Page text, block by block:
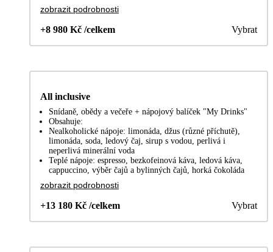
zobrazit podrobnosti
+8 980 Kč /celkem Vybrat
All inclusive
Snídaně, obědy a večeře + nápojový balíček "My Drinks"
Obsahuje:
Nealkoholické nápoje: limonáda, džus (různé příchutě),
limonáda, soda, ledový čaj, sirup s vodou, perlivá i
neperlivá minerální voda
Teplé nápoje: espresso, bezkofeinová káva, ledová káva,
cappuccino, výběr čajů a bylinných čajů, horká čokoláda
zobrazit podrobnosti
+13 180 Kč /celkem Vybrat